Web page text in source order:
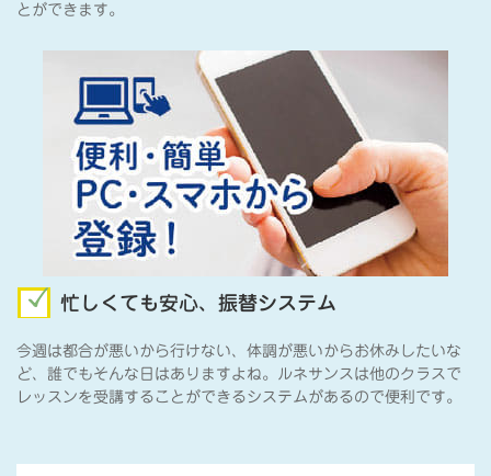
とができます。
忙しくても安心、振替システム
今週は都合が悪いから行けない、体調が悪いからお休みしたいな
ど、誰でもそんな日はありますよね。ルネサンスは他のクラスで
レッスンを受講することができるシステムがあるので便利です。